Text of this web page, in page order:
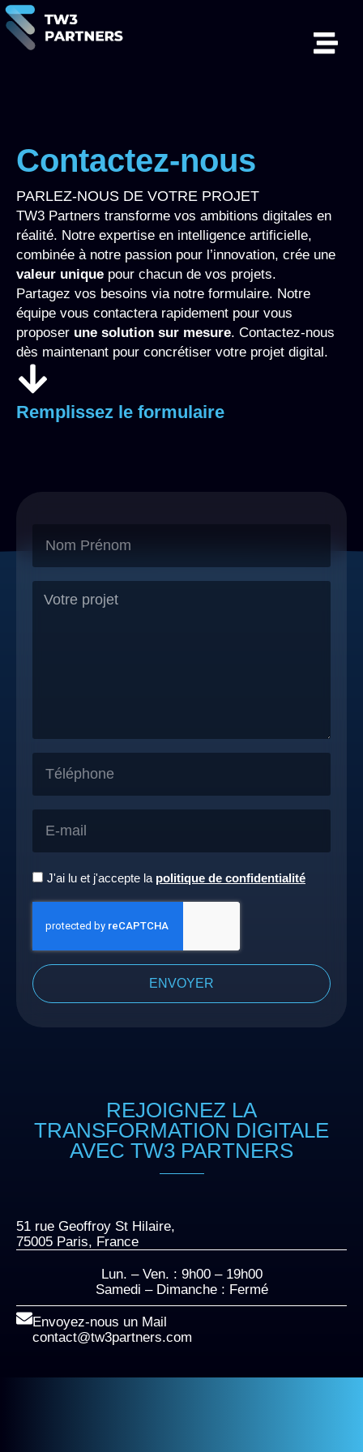
Contactez-nous
PARLEZ-NOUS DE VOTRE PROJET
TW3 Partners transforme vos ambitions digitales en
réalité. Notre expertise en intelligence artificielle,
combinée à notre passion pour l’innovation, crée une
valeur unique pour chacun de vos projets.
Partagez vos besoins via notre formulaire. Notre
équipe vous contactera rapidement pour vous
proposer une solution sur mesure. Contactez-nous
dès maintenant pour concrétiser votre projet digital.
Remplissez le formulaire
J'ai lu et j'accepte la politique de confidentialité
ENVOYER
REJOIGNEZ LA
TRANSFORMATION DIGITALE
AVEC TW3 PARTNERS
51 rue Geoffroy St Hilaire,
75005 Paris, France
Lun. – Ven. : 9h00 – 19h00
Samedi – Dimanche : Fermé
Envoyez-nous un Mail
contact@tw3partners.com